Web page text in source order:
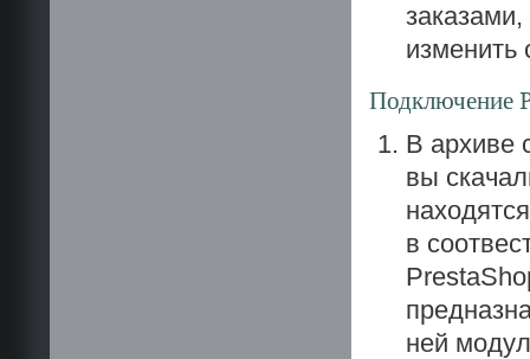
изменить
Подключение
В архиве
вы
в
ней